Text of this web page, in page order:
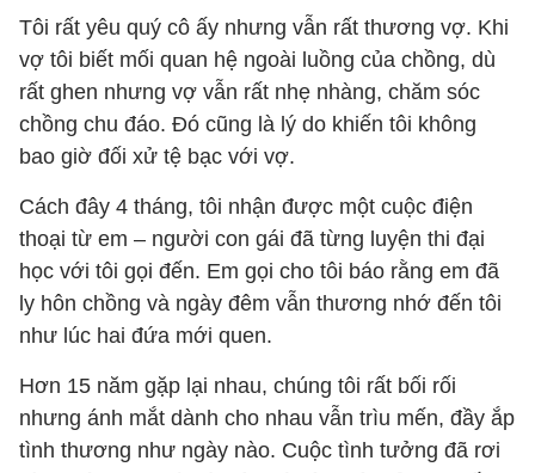
Tôi rất yêu quý cô ấy nhưng vẫn rất thương vợ. Khi
vợ tôi biết mối quan hệ ngoài luồng của chồng, dù
rất ghen nhưng vợ vẫn rất nhẹ nhàng, chăm sóc
chồng chu đáo. Đó cũng là lý do khiến tôi không
bao giờ đối xử tệ bạc với vợ.
Cách đây 4 tháng, tôi nhận được một cuộc điện
thoại từ em – người con gái đã từng luyện thi đại
học với tôi gọi đến. Em gọi cho tôi báo rằng em đã
ly hôn chồng và ngày đêm vẫn thương nhớ đến tôi
như lúc hai đứa mới quen.
Hơn 15 năm gặp lại nhau, chúng tôi rất bối rối
nhưng ánh mắt dành cho nhau vẫn trìu mến, đầy ắp
tình thương như ngày nào. Cuộc tình tưởng đã rơi